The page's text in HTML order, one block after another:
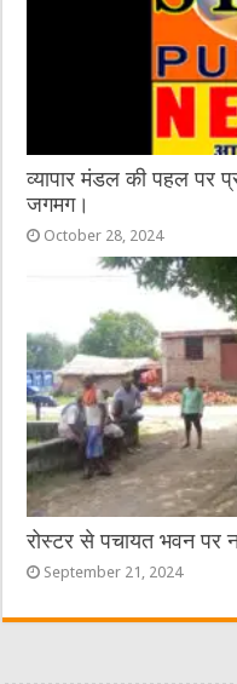
व्यापार मंडल की पहल पर
जगमग।
October 28, 2024
रोस्टर से पचायत भवन पर
September 21, 2024